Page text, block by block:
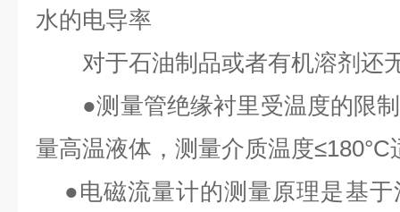
水的电导率
对于石油制品或者有机溶剂还
●测量管绝缘衬里受温度的限制
量高温液体，测量介质温度≤180°C
●电磁流量计的测量原理是基